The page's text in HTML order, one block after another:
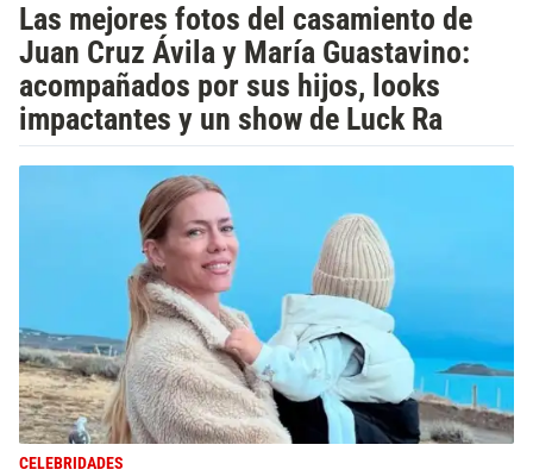
Las mejores fotos del casamiento de
Juan Cruz Ávila y María Guastavino:
acompañados por sus hijos, looks
impactantes y un show de Luck Ra
CELEBRIDADES